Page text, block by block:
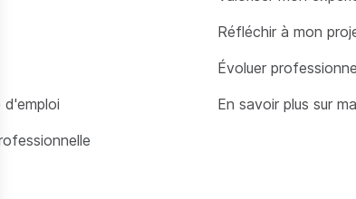
/ fractionner des cellules
STYLE
d'emploi
Réfléchir à mon
Évoluer
En savoir plus sur